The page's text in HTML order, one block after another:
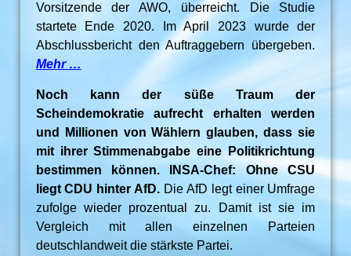
Vorsitzende der AWO, überreicht. Die Studie
startete Ende 2020. Im April 2023 wurde der
Abschlussbericht den Auftraggebern übergeben.
Mehr …
Noch kann der süße Traum der
Scheindemokratie aufrecht erhalten werden
und Millionen von Wählern glauben, dass sie
mit ihrer Stimmenabgabe eine Politikrichtung
bestimmen können. INSA-Chef: Ohne CSU
liegt CDU hinter AfD. Die AfD legt einer Umfrage
zufolge wieder prozentual zu. Damit ist sie im
Vergleich mit allen einzelnen Parteien
deutschlandweit die stärkste Partei.